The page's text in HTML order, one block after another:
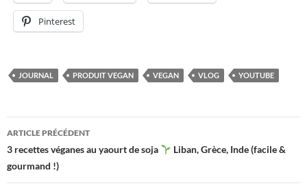
Pinterest
JOURNAL PRODUIT VEGAN VEGAN VLOG YOUTUBE
Navigation
des
articles
ARTICLE PRÉCÉDENT
3 recettes véganes au yaourt de soja
Liban, Grèce, Inde (facile &
gourmand !)